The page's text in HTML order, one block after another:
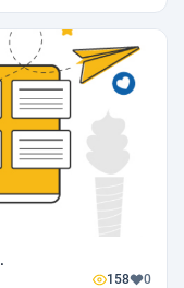
158 0